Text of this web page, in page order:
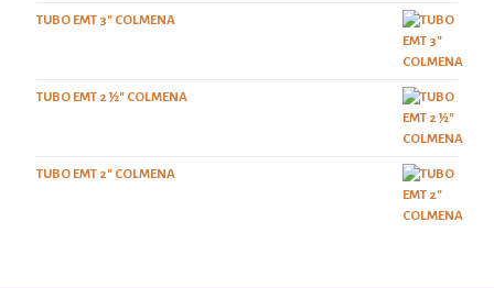
TUBO EMT 3" COLMENA
TUBO EMT 2 ½" COLMENA
TUBO EMT 2" COLMENA